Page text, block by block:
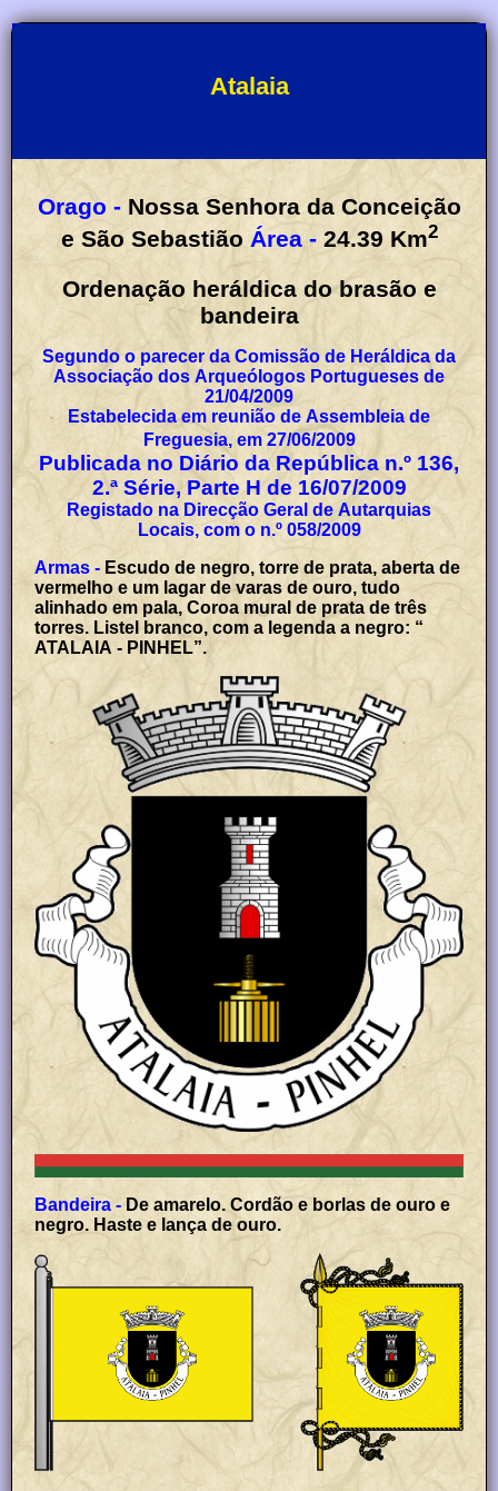
Atalaia
Orago - Nossa Senhora da Conceição
e São Sebastião
Área - 24.39 Km2
Ordenação heráldica do brasão e
bandeira
Segundo o parecer da Comissão de Heráldica da
Associação dos Arqueólogos Portugueses de
21/04/2009
Estabelecida em reunião de Assembleia de
Freguesia, em 27/06/2009
Publicada no Diário da República n.º 136,
2.ª Série, Parte H de 16/07/2009
Registado na Direcção Geral de Autarquias
Locais, com o n.º 058/2009
Armas - Escudo de negro, torre de prata, aberta de
vermelho e um lagar de varas de ouro, tudo
alinhado em pala, Coroa mural de prata de três
torres. Listel branco, com a legenda a negro: “
ATALAIA - PINHEL”.
Bandeira - De amarelo. Cordão e borlas de ouro e
negro. Haste e lança de ouro.